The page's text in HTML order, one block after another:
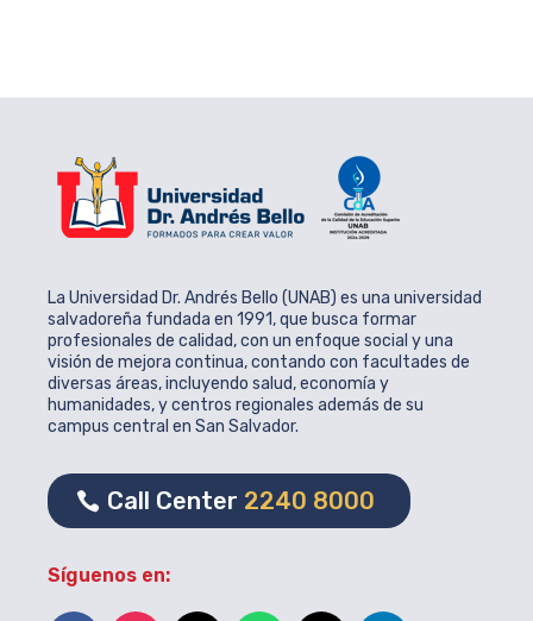
La Universidad Dr. Andrés Bello (UNAB) es una universidad
salvadoreña fundada en 1991, que busca formar
profesionales de calidad, con un enfoque social y una
visión de mejora continua, contando con facultades de
diversas áreas, incluyendo salud, economía y
humanidades, y centros regionales además de su
campus central en San Salvador.
Call Center 2240 8000
Síguenos en: